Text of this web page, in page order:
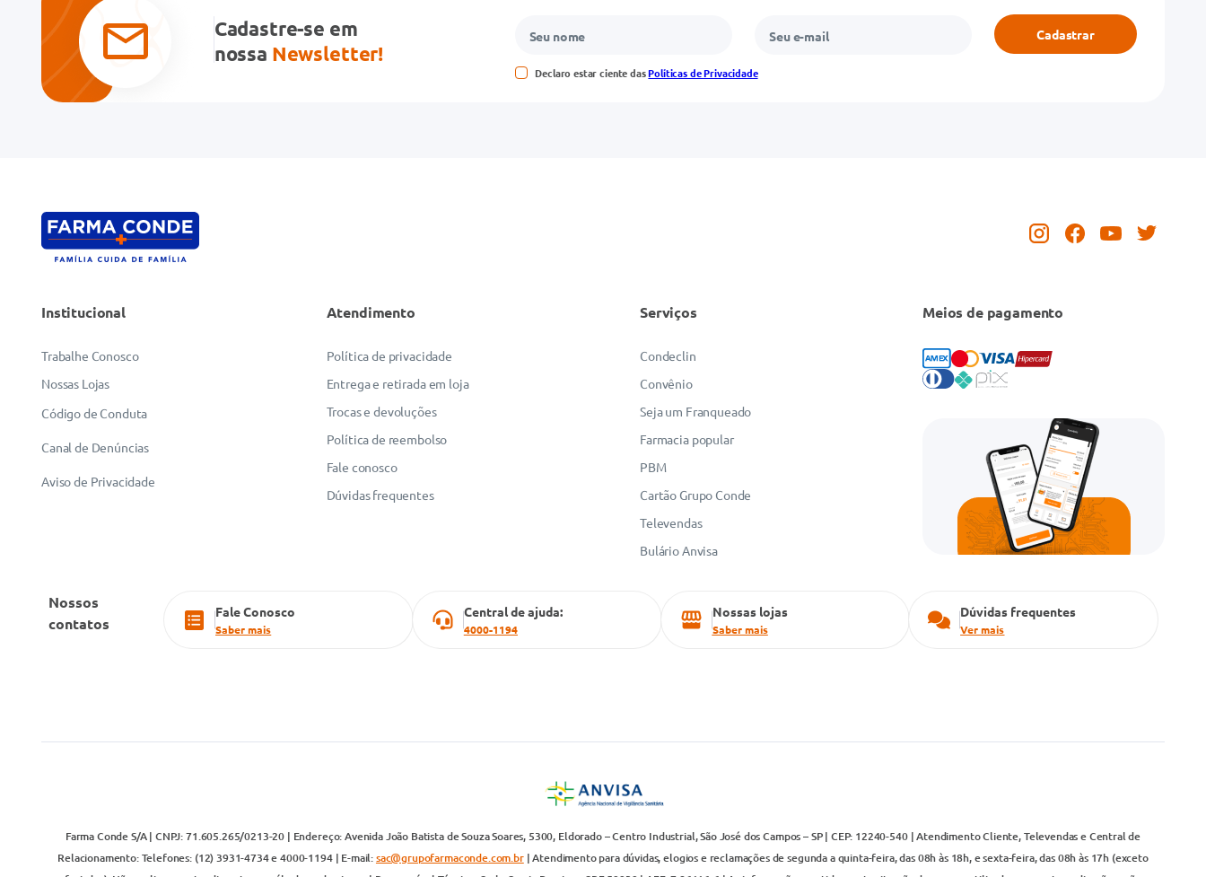
★★★
Seu nome
Cadastre-se em
nossa Newsletter!
Declaro estar ciente dasPolíticas de Privacidade
Cadastrar
Institucional
Trabalhe Conosco
Nossas Lojas
Código de Conduta
Canal de Denúncias
Aviso de Privacidade
Atendimento
Política de privacidade
Entrega e retirada em loja
Trocas e devoluções
Política de reembolso
Fale conosco
Dúvidas frequentes
Serviços
Condeclin
Convênio
Seja um Franqueado
Farmacia popular
PBM
Cartão Grupo Conde
Televendas
Bulário Anvisa
Meios de pagamento
Nossos
contatos
Fale Conosco
Saber mais
Central de ajuda:
4000-1194
Nossas lojas
Saber mais
Dúvidas frequentes
Ver mais
Farma Conde S/A | CNPJ: 71.605.265/0213-20 | Endereço: Avenida João Batista de Souza Soares, 5300, Eldorado – Centro Industrial, São José dos Campos – SP | CEP: 12240-540 | Atendimento Cliente, Televendas e Central de
Relacionamento: Telefones: (12) 3931-4734 e 4000-1194 | E-mail:sac@grupofarmaconde.com.br| Atendimento para dúvidas, elogios e reclamações de segunda a quinta-feira, das 08h às 18h, e sexta-feira, das 08h às 17h (exceto